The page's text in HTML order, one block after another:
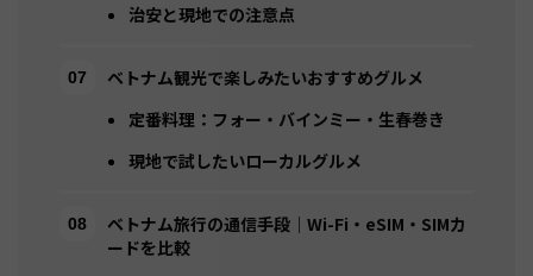
治安と現地での注意点
ベトナム観光で楽しみたいおすすめグルメ
定番料理：フォー・バインミー・生春巻き
現地で試したいローカルグルメ
ベトナム旅行の通信手段｜Wi-Fi・eSIM・SIMカ
ードを比較